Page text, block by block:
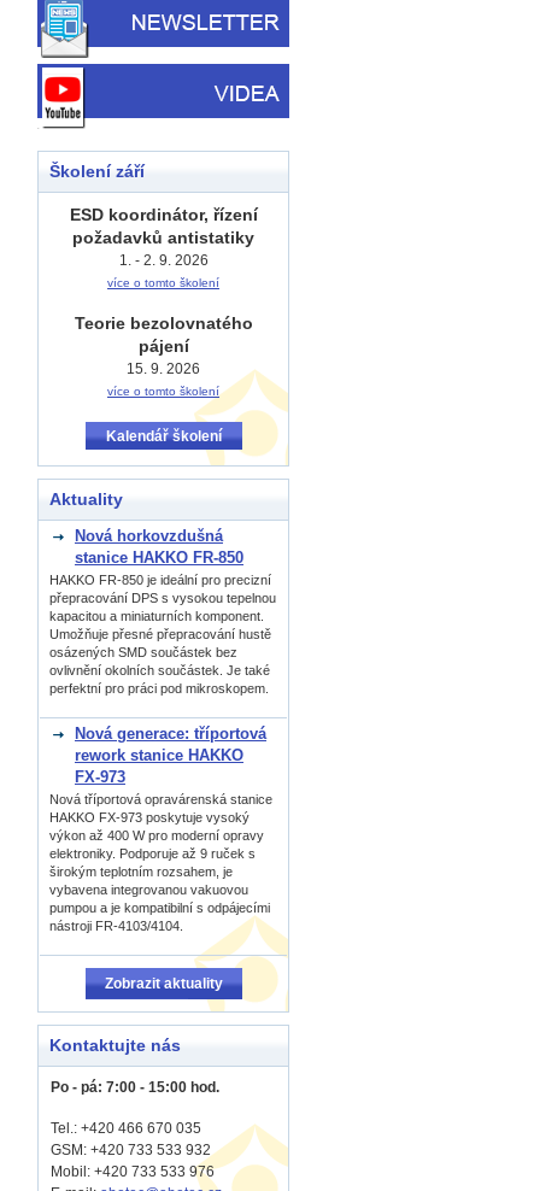
Školení září
ESD koordinátor, řízení
požadavků antistatiky
1. - 2. 9. 2026
více o tomto školení
Teorie bezolovnatého
pájení
15. 9. 2026
více o tomto školení
Kalendář školení
Aktuality
Nová horkovzdušná
stanice HAKKO FR-850
HAKKO FR-850 je ideální pro precizní
přepracování DPS s vysokou tepelnou
kapacitou a miniaturních komponent.
Umožňuje přesné přepracování hustě
osázených SMD součástek bez
ovlivnění okolních součástek. Je také
perfektní pro práci pod mikroskopem.
Nová generace: tříportová
rework stanice HAKKO
FX-973
Nová tříportová opravárenská stanice
HAKKO FX-973 poskytuje vysoký
výkon až 400 W pro moderní opravy
elektroniky. Podporuje až 9 ruček s
širokým teplotním rozsahem, je
vybavena integrovanou vakuovou
pumpou a je kompatibilní s odpájecími
nástroji FR-4103/4104.
Zobrazit aktuality
Kontaktujte nás
Po - pá: 7:00 - 15:00 hod.
Tel.: +420 466 670 035
GSM: +420 733 533 932
Mobil: +420 733 533 976